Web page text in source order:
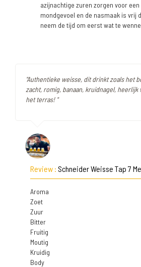
azijnachtige zuren zorgen voor
mondgevoel en de nasmaak is vrij
neem de tijd om eerst wat te
"Authentieke weisse, dit drinkt zoals het
zacht, romig, banaan, kruidnagel,
het terras! "
Review : Schneider Weisse Tap 7
Aroma
Zoet
Zuur
Bitter
Fruitig
Moutig
Kruidig
Body